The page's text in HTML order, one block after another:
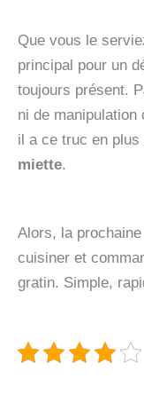
Que vous le
principal pour un
toujours présent.
ni de
il a ce truc en plus
miette.
Alors, la
cuisiner et
gratin. Simple,